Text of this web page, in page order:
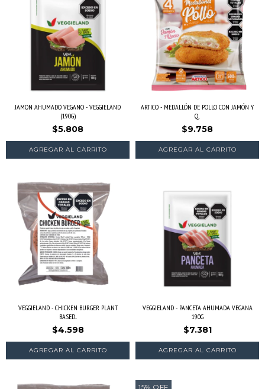
JAMON AHUMADO VEGANO - VEGGIELAND
(190G)
$5.808
ARTICO - MEDALLÓN DE POLLO CON JAMÓN Y
Q...
$9.758
VEGGIELAND - CHICKEN BURGER PLANT
BASED...
$4.598
VEGGIELAND - PANCETA AHUMADA VEGANA
190G
$7.381
15% OFF